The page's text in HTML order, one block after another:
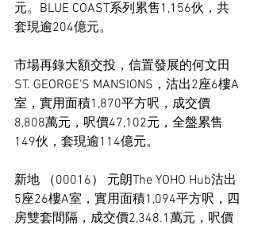
元。BLUE COAST系列累售1,156伙，共
套現逾204億元。
市場再錄大額交投，信置發展的何文田
ST. GEORGE'S MANSIONS，沽出2座6樓A
室，實用面積1,870平方呎，成交價
8,808萬元，呎價47,102元，全盤累售
149伙，套現逾114億元。
新地 （00016） 元朗The YOHO Hub沽出
5座26樓A室，實用面積1,094平方呎，四
房雙套間隔，成交價2,348.1萬元，呎價